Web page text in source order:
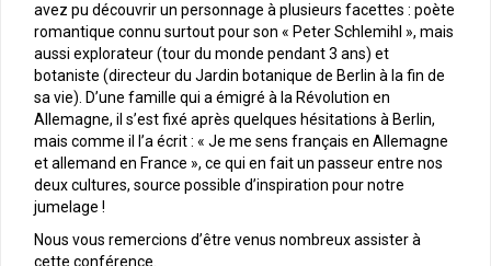
avez pu découvrir un personnage à plusieurs facettes : poète
romantique connu surtout pour son « Peter Schlemihl », mais
aussi explorateur (tour du monde pendant 3 ans) et
botaniste (directeur du Jardin botanique de Berlin à la fin de
sa vie). D’une famille qui a émigré à la Révolution en
Allemagne, il s’est fixé après quelques hésitations à Berlin,
mais comme il l’a écrit : « Je me sens français en Allemagne
et allemand en France », ce qui en fait un passeur entre nos
deux cultures, source possible d’inspiration pour notre
jumelage !
Nous vous remercions d’être venus nombreux assister à
cette conférence.